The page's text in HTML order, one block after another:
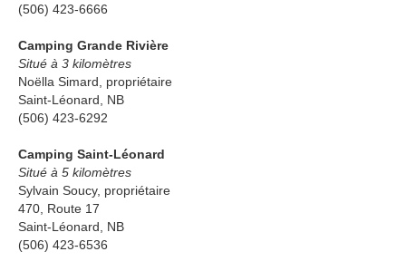
(506) 423-6666
Camping Grande Rivière
Situé à 3 kilomètres
Noëlla Simard, propriétaire
Saint-Léonard, NB
(506) 423-6292
Camping Saint-Léonard
Situé à 5 kilomètres
Sylvain Soucy, propriétaire
470, Route 17
Saint-Léonard, NB
(506) 423-6536